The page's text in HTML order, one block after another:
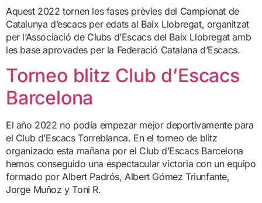
Aquest 2022 tornen les fases prèvies del Campionat de
Catalunya d’escacs per edats al Baix Llobregat, organitzat
per l’Associació de Clubs d’Escacs del Baix Llobregat amb
les base aprovades per la Federació Catalana d’Escacs.
Torneo blitz Club d’Escacs
Barcelona
El año 2022 no podía empezar mejor deportivamente para
el Club d’Escacs Torreblanca. En el torneo de blitz
organizado esta mañana por el Club d’Escacs Barcelona
hemos conseguido una espectacular victoria con un equipo
formado por Albert Padrós, Albert Gómez Triunfante,
Jorge Muñoz y Toni R.